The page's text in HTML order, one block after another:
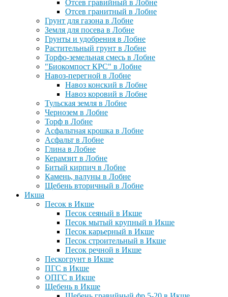
Отсев гравийный в Лобне
Отсев гранитный в Лобне
Грунт для газона в Лобне
Земля для посева в Лобне
Грунты и удобрения в Лобне
Растительный грунт в Лобне
Торфо-земельная смесь в Лобне
"Биокомпост КРС" в Лобне
Навоз-перегной в Лобне
Навоз конский в Лобне
Навоз коровий в Лобне
Тульская земля в Лобне
Чернозем в Лобне
Торф в Лобне
Асфальтная крошка в Лобне
Асфальт в Лобне
Глина в Лобне
Керамзит в Лобне
Битый кирпич в Лобне
Камень, валуны в Лобне
Щебень вторичный в Лобне
Икша
Песок в Икше
Песок сеяный в Икше
Песок мытый крупный в Икше
Песок карьерный в Икше
Песок строительный в Икше
Песок речной в Икше
Пескогрунт в Икше
ПГС в Икше
ОПГС в Икше
Щебень в Икше